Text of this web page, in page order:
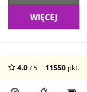
WIĘCEJ
4.0 / 5 11550 pkt.